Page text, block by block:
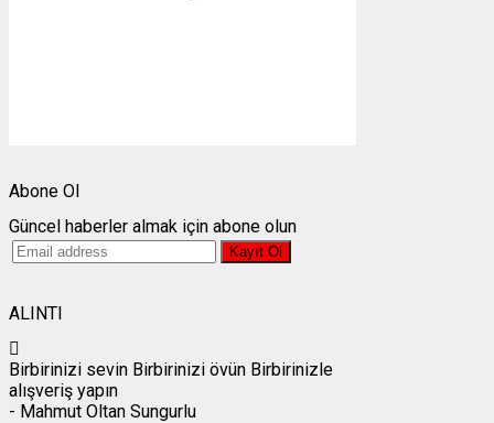
Abone Ol
Güncel haberler almak için abone olun
ALINTI
Birbirinizi sevin Birbirinizi övün Birbirinizle
alışveriş yapın
- Mahmut Oltan Sungurlu